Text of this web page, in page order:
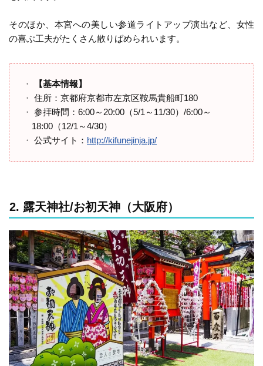
そのほか、本宮への美しい参道ライトアップ演出など、女性
の喜ぶ工夫がたくさん散りばめられいます。
【基本情報】
住所：京都府京都市左京区鞍馬貴船町180
参拝時間：6:00～20:00（5/1～11/30）/6:00～
18:00（12/1～4/30）
公式サイト： http://kifunejinja.jp/
2. 露天神社/お初天神（大阪府）